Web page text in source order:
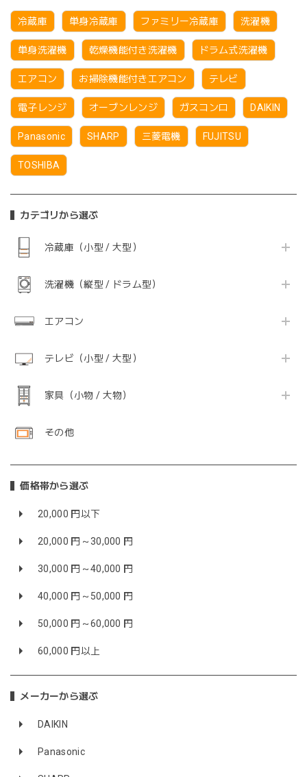
冷蔵庫 単身冷蔵庫 ファミリー冷蔵庫 洗濯機
単身洗濯機 乾燥機能付き洗濯機 ドラム式洗濯機
エアコン お掃除機能付きエアコン テレビ
電子レンジ オーブンレンジ ガスコンロ DAIKIN
Panasonic SHARP 三菱電機 FUJITSU
TOSHIBA
カテゴリから選ぶ
冷蔵庫（小型 / 大型）
洗濯機（縦型 / ドラム型）
エアコン
テレビ（小型 / 大型）
家具（小物 / 大物）
その他
価格帯から選ぶ
20,000 円以下
20,000 円～30,000 円
30,000 円～40,000 円
40,000 円～50,000 円
50,000 円～60,000 円
60,000 円以上
メーカーから選ぶ
DAIKIN
Panasonic